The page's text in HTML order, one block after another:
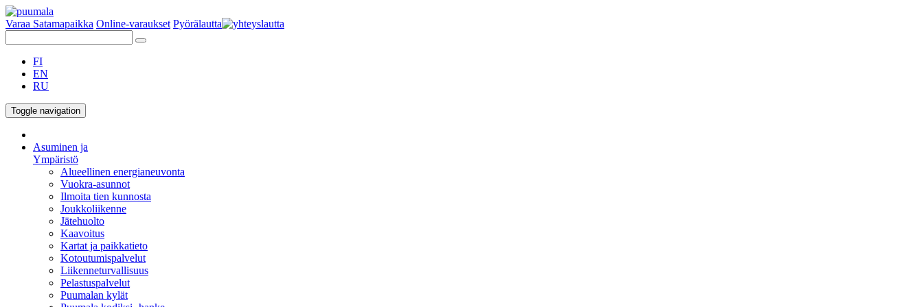
Varaa Satamapaikka Online-varaukset Pyörälautta
FI
EN
RU
Toggle navigation
Asuminen ja
Ympäristö
Alueellinen energianeuvonta
Vuokra-asunnot
Ilmoita tien kunnosta
Joukkoliikenne
Jätehuolto
Kaavoitus
Kartat ja paikkatieto
Kotoutumispalvelut
Liikenneturvallisuus
Pelastuspalvelut
Puumalan kylät